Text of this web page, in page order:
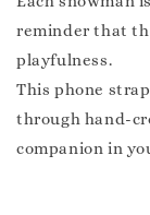
reminder that
playfulness.
This phone
through hand-
companion in